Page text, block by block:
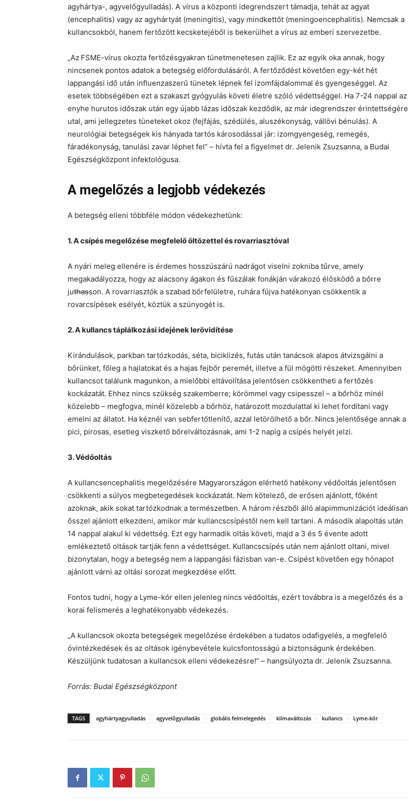
agyhártya-, agyvelőgyulladás). A vírus a központi idegrendszert támadja, tehát az agyat
(encephalitis) vagy az agyhártyát (meningitis), vagy mindkettőt (meningoencephalitis). Nemcsak a
kullancsokból, hanem fertőzött kecsketejéből is bekerülhet a vírus az emberi szervezetbe.
„Az FSME-vírus okozta fertőzésgyakran tünetmenetesen zajlik. Ez az egyik oka annak, hogy
nincsenek pontos adatok a betegség előfordulásáról. A fertőződést követően egy-két hét
lappangási idő után influenzaszerű tünetek lépnek fel izomfájdalommal és gyengeséggel. Az
esetek többségében ezt a szakaszt gyógyulás követi életre szóló védettséggel. Ha 7-24 nappal az
enyhe hurutos időszak után egy újabb lázas időszak kezdődik, az már idegrendszer érintettségére
utal, ami jellegzetes tüneteket okoz (fejfájás, szédülés, aluszékonyság, vállövi bénulás). A
neurológiai betegségek kis hányada tartós károsodással jár: izomgyengeség, remegés,
fáradékonyság, tanulási zavar léphet fel” – hívta fel a figyelmet dr. Jelenik Zsuzsanna, a Budai
Egészségközpont infektológusa.
A megelőzés a legjobb védekezés
A betegség elleni többféle módon védekezhetünk:
1. A csípés megelőzése megfelelő öltözettel és rovarriasztóval
A nyári meleg ellenére is érdemes hosszúszárú nadrágot viselni zokniba tűrve, amely
megakadályozza, hogy az alacsony ágakon és fűszálak fonákján várakozó élősködő a bőrre
juthasson. A rovarriasztók a szabad bőrfelületre, ruhára fújva hatékonyan csökkentik a
rovarcsípések esélyét, köztük a szúnyogét is.
2. A kullancs táplálkozási idejének lerövidítése
Kirándulások, parkban tartózkodás, séta, biciklizés, futás után tanácsok alapos átvizsgálni a
bőrünket, főleg a hajlatokat és a hajas fejbőr peremét, illetve a fül mögötti részeket. Amennyiben
kullancsot találunk magunkon, a mielőbbi eltávolítása jelentősen csökkentheti a fertőzés
kockázatát. Ehhez nincs szükség szakemberre; körömmel vagy csipesszel – a bőrhöz minél
közelebb – megfogva, minél közelebb a bőrhöz, határozott mozdulattal ki lehet fordítani vagy
emelni az állatot. Ha kéznél van sebfertőtlenítő, azzal letörölhető a bőr. Nincs jelentősége annak a
pici, pirosas, esetleg viszkető bőrelváltozásnak, ami 1-2 napig a csípés helyét jelzi.
3. Védőoltás
A kullancsencephalitis megelőzésére Magyarországon elérhető hatékony védőoltás jelentősen
csökkenti a súlyos megbetegedések kockázatát. Nem kötelező, de erősen ajánlott, főként
azoknak, akik sokat tartózkodnak a természetben. A három részből álló alapimmunizációt ideálisan
ősszel ajánlott elkezdeni, amikor már kullancscsípéstől nem kell tartani. A második alapoltás után
14 nappal alakul ki védettség. Ezt egy harmadik oltás követi, majd a 3 és 5 évente adott
emlékeztető oltások tartják fenn a védettséget. Kullancscsípés után nem ajánlott oltani, mivel
bizonytalan, hogy a betegség nem a lappangási fázisban van-e. Csípést követően egy hónapot
ajánlott várni az oltási sorozat megkezdése előtt.
Fontos tudni, hogy a Lyme-kór ellen jelenleg nincs védőoltás, ezért továbbra is a megelőzés és a
korai felismerés a leghatékonyabb védekezés.
„A kullancsok okozta betegségek megelőzése érdekében a tudatos odafigyelés, a megfelelő
óvintézkedések és az oltások igénybevétele kulcsfontosságú a biztonságunk érdekében.
Készüljünk tudatosan a kullancsok elleni védekezésre!” – hangsúlyozta dr. Jelenik Zsuzsanna.
Forrás: Budai Egészségközpont
TAGS agyhártyagyulladás agyvelőgyulladás globális felmelegedés klímaváltozás kullancs Lyme-kór